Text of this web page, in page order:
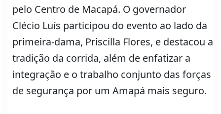
pelo Centro de Macapá. O governador
Clécio Luís participou do evento ao lado da
primeira-dama, Priscilla Flores, e destacou a
tradição da corrida, além de enfatizar a
integração e o trabalho conjunto das forças
de segurança por um Amapá mais seguro.